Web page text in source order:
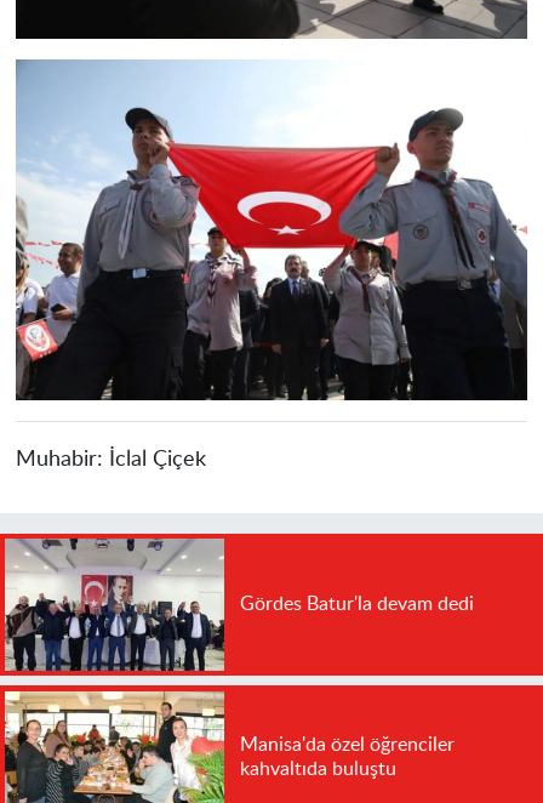
Muhabir: İclal Çiçek
Gördes Batur'la devam dedi
Manisa'da özel öğrenciler
kahvaltıda buluştu